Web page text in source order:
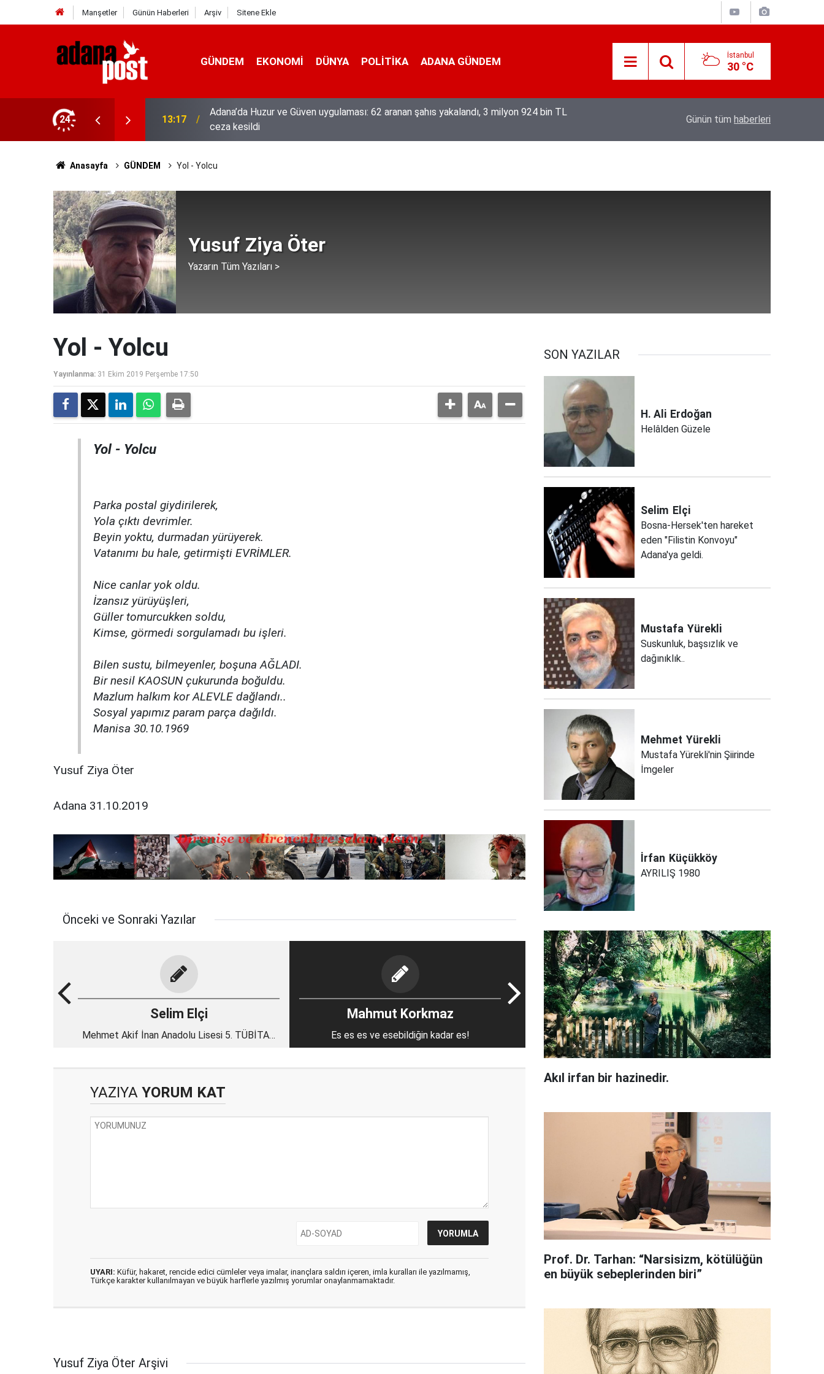
Manşetler Günün Haberleri Arşiv Sitene Ekle
GÜNDEM EKONOMI DÜNYA POLİTİKA ADANA GÜNDEM İstanbul
30 °C
24
yakalandı, 3 milyon 924 bin TL
13:01 52 yıldır el emeğiyle üretiyor, mesleğin yok olmamasına karşı direniyor Hava 40, asfalt 200 derece: Adana’da
Günün tüm haberleri
Anasayfa GÜNDEM Yol - Yolcu
Yusuf Ziya Öter
Yazarın Tüm Yazıları >
Yol - Yolcu
Yayınlanma: 31 Ekim 2019 Perşembe 17:50
Yol - Yolcu
Parka postal giydirilerek,
Yola çıktı devrimler.
Beyin yoktu, durmadan yürüyerek.
Vatanımı bu hale, getirmişti EVRİMLER.
Nice canlar yok oldu.
İzansız yürüyüşleri,
Güller tomurcukken soldu,
Kimse, görmedi sorgulamadı bu işleri.
Bilen sustu, bilmeyenler, boşuna AĞLADI.
Bir nesil KAOSUN çukurunda boğuldu.
Mazlum halkım kor ALEVLE dağlandı..
Sosyal yapımız param parça dağıldı.
Manisa 30.10.1969
Yusuf Ziya Öter
Adana 31.10.2019
Önceki ve Sonraki Yazılar
Selim Elçi
Mehmet Akif İnan Anadolu Lisesi 5. TÜBİTAK
Mahmut Korkmaz
Es es es ve esebildiğin kadar es!
YAZIYA YORUM KAT
UYARI: Küfür, hakaret, rencide edici cümleler veya imalar, inançlara saldırı içeren, imla kuralları ile yazılmamış,
Türkçe karakter kullanılmayan ve büyük harflerle yazılmış yorumlar onaylanmamaktadır.
Yusuf Ziya Öter Arşivi
SON YAZILAR
H. Ali Erdoğan
Helâlden Güzele
Selim Elçi
Bosna-Hersek'ten hareket
eden "Filistin Konvoyu"
Adana'ya geldi.
Mustafa Yürekli
Suskunluk, başsızlık ve
dağınıklık..
Mehmet Yürekli
Mustafa Yürekli'nin Şiirinde
İmgeler
İrfan Küçükköy
AYRILIŞ 1980
Akıl irfan bir hazinedir.
Prof. Dr. Tarhan: “Narsisizm, kötülüğün
en büyük sebeplerinden biri”